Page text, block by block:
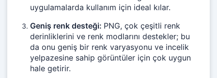
uygulamalarda kullanım için ideal kılar.
Geniş renk desteği: PNG, çok çeşitli renk
derinliklerini ve renk modlarını destekler; bu
da onu geniş bir renk varyasyonu ve incelik
yelpazesine sahip görüntüler için çok uygun
hale getirir.